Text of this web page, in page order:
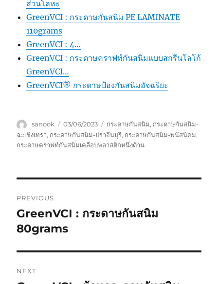
ส่วนโลหะ
GreenVCI : กระดาษกันสนิม PE LAMINATE
110grams
GreenVCI : 4…
GreenVCI : กระดาษคราฟท์กันสนิมแบบสกรีนโลโก้
GreenVCI…
GreenVCI® กระดาษป้องกันสนิมอัจฉริยะ
Author
sanook
Posted
on
03/06/2023 Tags
กระดาษกันสนิม, กระดาษกันสนิม-
ฉะเชิงเทรา, กระดาษกันสนิม-ปราจีนบุรี, กระดาษกันสนิม-พนัสนิคม,
กระดาษคราฟท์กันสนิมเคลือบพลาสติกหนึ่งด้าน
navigation
PREVIOUS
Previous
post:
GreenVCI : กระดาษกันสนิม
80grams
NEXT